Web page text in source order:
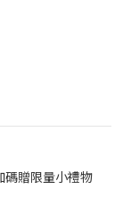
碼贈限量小禮物